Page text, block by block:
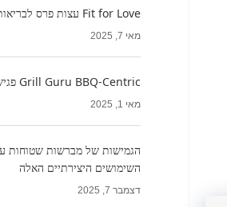
Fit for Love עצות פרס לבריאות ובריאות ליום החיבה
מאי 7, 2025
Grill Guru BBQ-Centric פגישה פרס ליום האבא
מאי 1, 2025
השימושים היצירתיים האלה
דצמבר 7, 2025